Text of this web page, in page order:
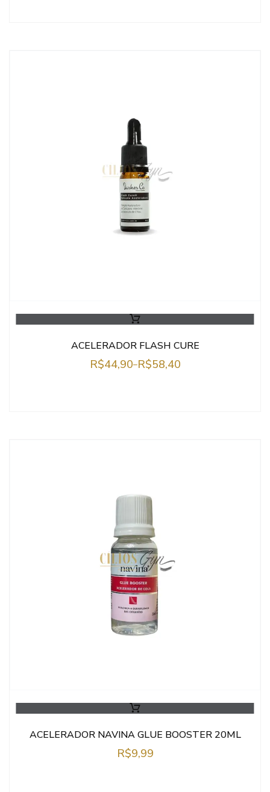
ACELERADOR FLASH CURE
R$44,90–R$58,40
ACELERADOR NAVINA GLUE BOOSTER 20ML
R$9,99